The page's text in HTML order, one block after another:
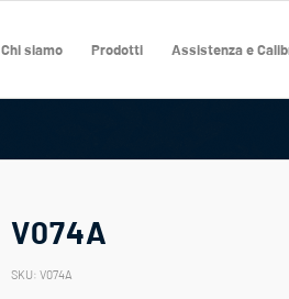
Chi siamo Prodotti Assistenza e
V074A
SKU: V074A